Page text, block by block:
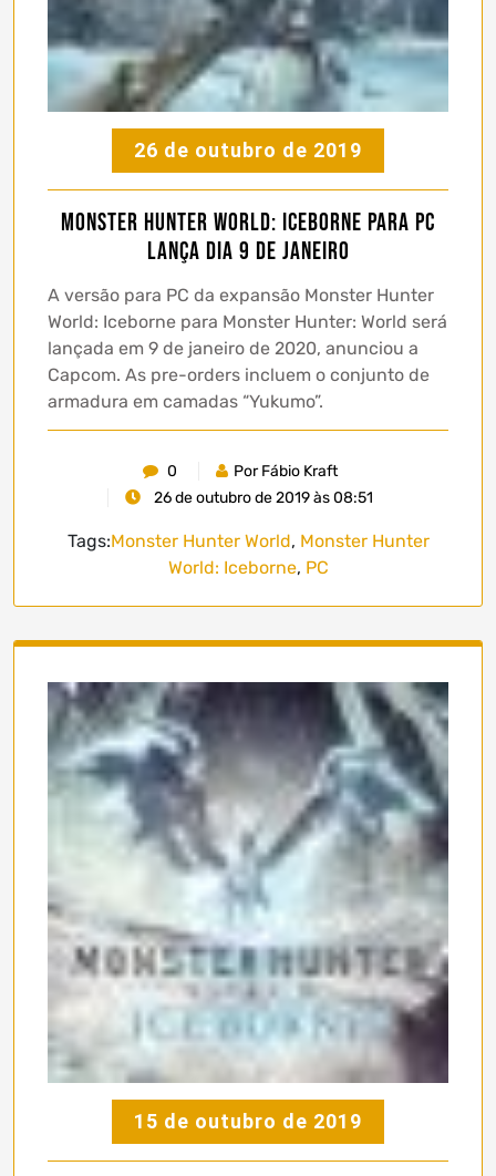
26 de outubro de 2019
Monster Hunter World: Iceborne para PC
lança dia 9 de janeiro
A versão para PC da expansão Monster Hunter
World: Iceborne para Monster Hunter: World será
lançada em 9 de janeiro de 2020, anunciou a
Capcom. As pre-orders incluem o conjunto de
armadura em camadas “Yukumo”.
0
Por Fábio Kraft
26 de outubro de 2019 às 08:51
Tags:Monster Hunter World, Monster Hunter
World: Iceborne, PC
15 de outubro de 2019